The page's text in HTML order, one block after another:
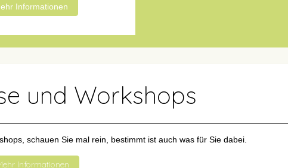
Informationen
und Workshops
schauen Sie mal rein, bestimmt ist auch was für Sie dabei.
Informationen